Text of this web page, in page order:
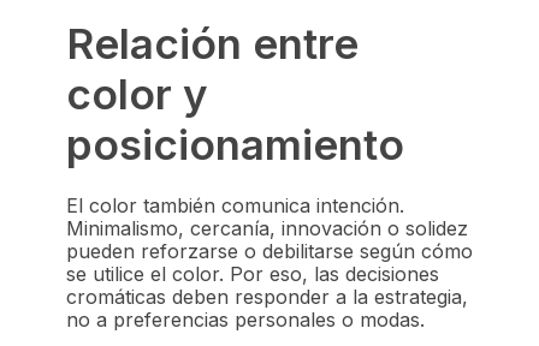
Relación entre
color y
posicionamiento
El color también comunica intención.
Minimalismo, cercanía, innovación o solidez
pueden reforzarse o debilitarse según cómo
se utilice el color. Por eso, las decisiones
cromáticas deben responder a la estrategia,
no a preferencias personales o modas.